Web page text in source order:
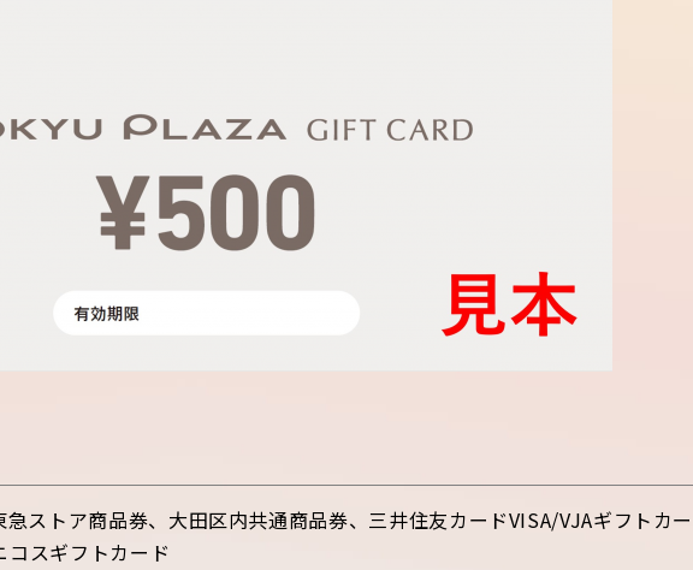
ストア商品券、大田区内共通商品券、三井住友カードVISA/VJAギフトカ
コスギフトカード